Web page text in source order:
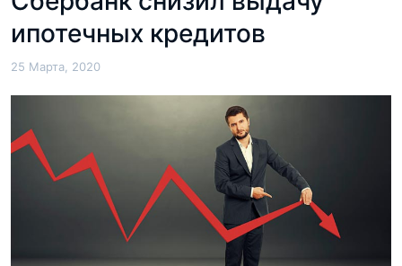
ипотечных кредитов
25 Марта, 2020